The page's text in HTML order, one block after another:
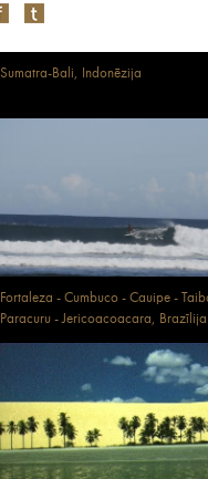
Sumatra-Bali, Indonēzija
Fortaleza - Cumbuco - Cauipe -
Paracuru - Jericoacoacara, Brazīlija